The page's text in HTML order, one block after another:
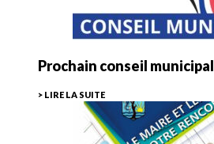
Prochain conseil municipal
> LIRE LA SUITE